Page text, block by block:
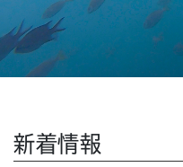
新着情報